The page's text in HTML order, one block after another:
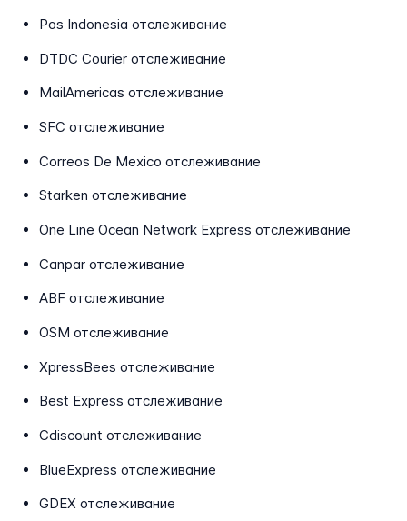
Pos Indonesia отслеживание
DTDC Courier отслеживание
MailAmericas отслеживание
SFC отслеживание
Correos De Mexico отслеживание
Starken отслеживание
One Line Ocean Network Express отслеживание
Canpar отслеживание
ABF отслеживание
OSM отслеживание
XpressBees отслеживание
Best Express отслеживание
Cdiscount отслеживание
BlueExpress отслеживание
GDEX отслеживание